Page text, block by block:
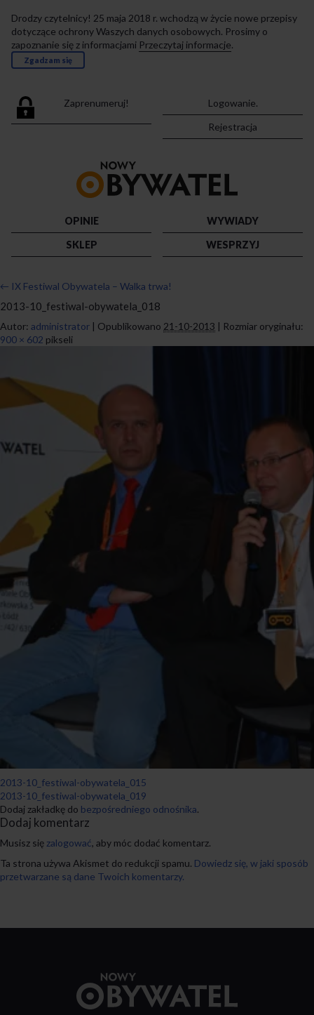
Drodzy czytelnicy! 25 maja 2018 r. wchodzą w życie nowe przepisy
dotyczące ochrony Waszych danych osobowych. Prosimy o
zapoznanie się z informacjami Przeczytaj informacje.
Zgadzam się
Zaprenumeruj!
Logowanie.
Rejestracja
strony
OPINIE
WYWIADY
SKLEP
WESPRZYJ
← IX Festiwal Obywatela – Walka trwa!
2013-10_festiwal-obywatela_018
Autor: administrator | Opublikowano 21-10-2013 | Rozmiar oryginału:
900 × 602 pikseli
2013-10_festiwal-obywatela_015
2013-10_festiwal-obywatela_019
Dodaj zakładkę do bezpośredniego odnośnika.
Dodaj komentarz
Musisz się zalogować, aby móc dodać komentarz.
Ta strona używa Akismet do redukcji spamu. Dowiedz się, w jaki sposób
przetwarzane są dane Twoich komentarzy.
strony